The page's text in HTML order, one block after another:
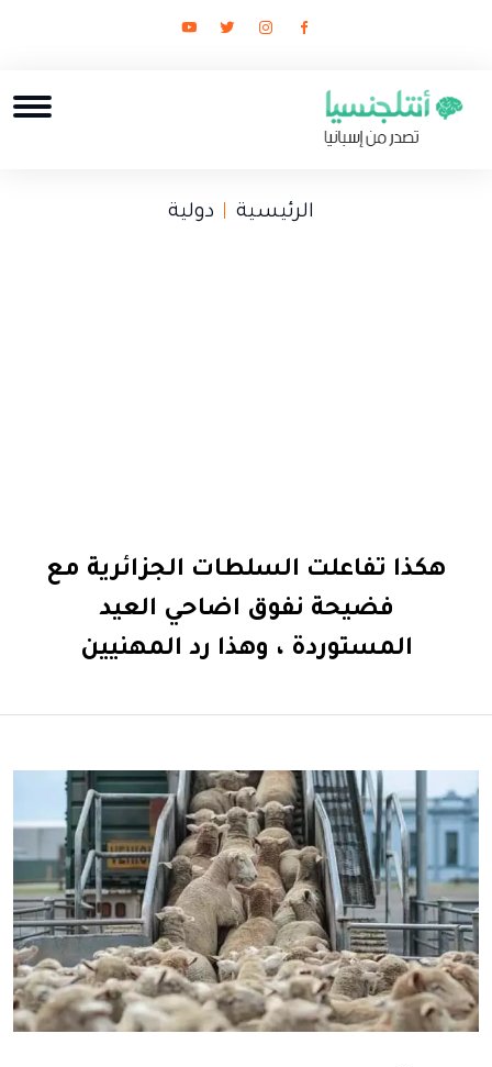
الرئيسية دولية
هكذا تفاعلت السلطات الجزائرية مع
فضيحة نفوق اضاحي العيد
المستوردة ، وهذا رد المهنيين